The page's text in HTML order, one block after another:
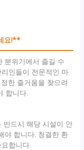
요!**
분위기에서 즐길 수
인들이 전문적인 마
한 즐거움을 찾으려
합니다.
드시 해당 시설이 안
야 합니다. 청결한 환
합니다.